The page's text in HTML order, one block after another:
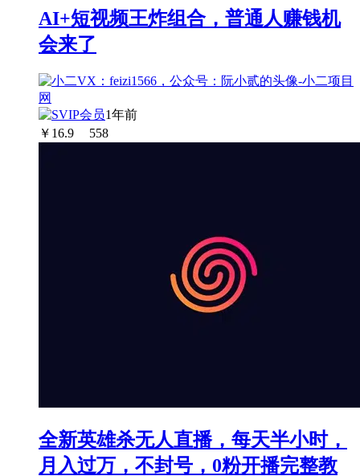
AI+短视频王炸组合，普通人赚钱机
会来了
1年前
￥ 16.9 558
全新英雄杀无人直播，每天半小时，
月入过万，不封号，0粉开播完整教